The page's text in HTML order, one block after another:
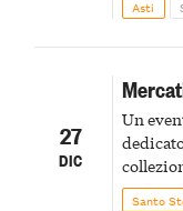
Asti
27
DIC
Un
eSanto